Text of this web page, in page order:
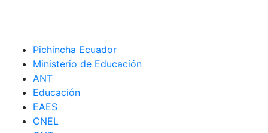
Pichincha Ecuador
Ministerio de Educación
ANT
Educación
EAES
CNEL